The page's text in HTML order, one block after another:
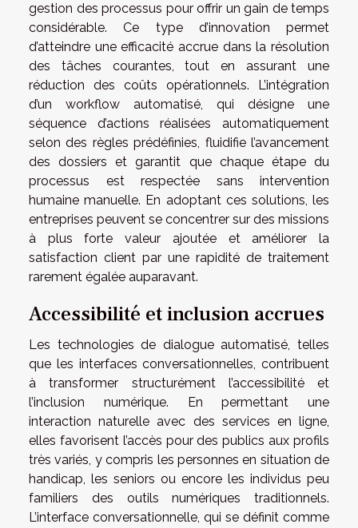
gestion des processus pour offrir un gain de temps
considérable. Ce type d’innovation permet
d’atteindre une efficacité accrue dans la résolution
des tâches courantes, tout en assurant une
réduction des coûts opérationnels. L’intégration
d’un workflow automatisé, qui désigne une
séquence d’actions réalisées automatiquement
selon des règles prédéfinies, fluidifie l’avancement
des dossiers et garantit que chaque étape du
processus est respectée sans intervention
humaine manuelle. En adoptant ces solutions, les
entreprises peuvent se concentrer sur des missions
à plus forte valeur ajoutée et améliorer la
satisfaction client par une rapidité de traitement
rarement égalée auparavant.
Accessibilité et inclusion accrues
Les technologies de dialogue automatisé, telles
que les interfaces conversationnelles, contribuent
à transformer structurément l’accessibilité et
l’inclusion numérique. En permettant une
interaction naturelle avec des services en ligne,
elles favorisent l’accès pour des publics aux profils
très variés, y compris les personnes en situation de
handicap, les seniors ou encore les individus peu
familiers des outils numériques traditionnels.
L’interface conversationnelle, qui se définit comme